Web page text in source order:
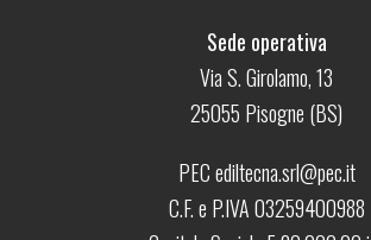
Sede operativa
Via S. Girolamo, 13
25055 Pisogne (BS)
PEC ediltecna.srl@pec.it
C.F. e P.IVA 03259400988